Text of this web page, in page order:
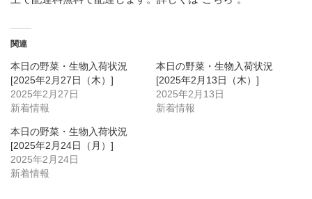
関連
本日の野菜・生物入荷状況
[2025年2月27日（木）]
2025年2月27日
新着情報
本日の野菜・生物入荷状況
[2025年2月13日（木）]
2025年2月13日
新着情報
本日の野菜・生物入荷状況
[2025年2月24日（月）]
2025年2月24日
新着情報